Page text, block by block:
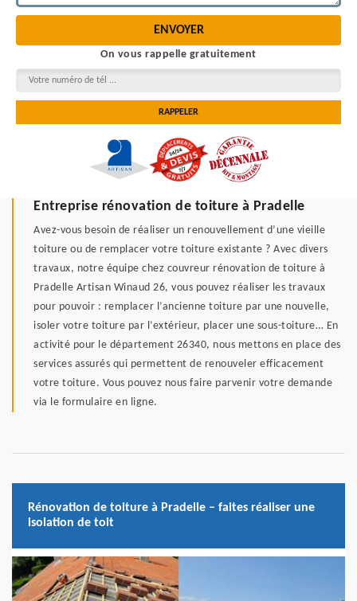
On vous rappelle gratuitement
Entreprise rénovation de toiture à Pradelle
Avez-vous besoin de réaliser un renouvellement d’une vieille
toiture ou de remplacer votre toiture existante ? Avec divers
travaux, notre équipe chez couvreur rénovation de toiture à
Pradelle Artisan Winaud 26, vous pouvez réaliser les travaux
pour pouvoir : remplacer l’ancienne toiture par une nouvelle,
isoler votre toiture par l’extérieur, placer une sous-toiture… En
activité pour le département 26340, nous mettons en place des
services assurés qui permettent de renouveler efficacement
votre toiture. Vous pouvez nous faire parvenir votre demande
via le formulaire en ligne.
Rénovation de toiture à Pradelle – faites réaliser une
isolation de toit